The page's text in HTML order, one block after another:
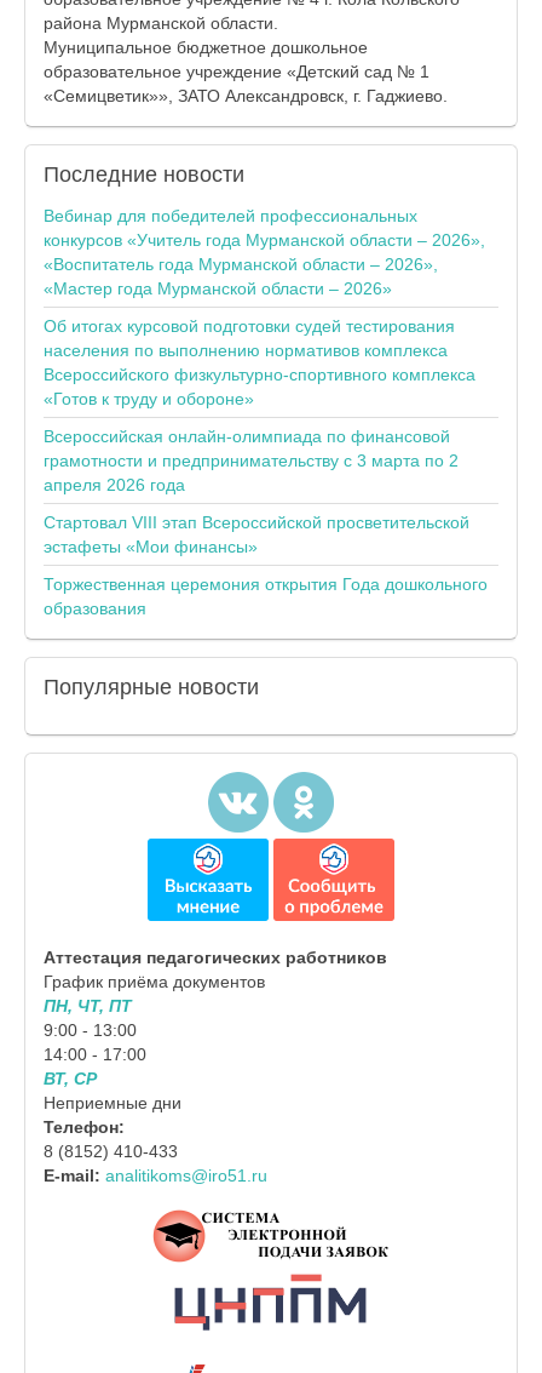
района Мурманской области.
Муниципальное бюджетное дошкольное
образовательное учреждение «Детский сад № 1
«Семицветик»», ЗАТО Александровск, г. Гаджиево.
Последние новости
Вебинар для победителей профессиональных
конкурсов «Учитель года Мурманской области – 2026»,
«Воспитатель года Мурманской области – 2026»,
«Мастер года Мурманской области – 2026»
Об итогах курсовой подготовки судей тестирования
населения по выполнению нормативов комплекса
Всероссийского физкультурно-спортивного комплекса
«Готов к труду и обороне»
Всероссийская онлайн-олимпиада по финансовой
грамотности и предпринимательству с 3 марта по 2
апреля 2026 года
Стартовал VIII этап Всероссийской просветительской
эстафеты «Мои финансы»
Торжественная церемония открытия Года дошкольного
образования
Популярные новости
Аттестация педагогических работников
График приёма документов
ПН, ЧТ, ПТ
9:00 - 13:00
14:00 - 17:00
ВТ, СР
Неприемные дни
Телефон:
8 (8152) 410-433
E-mail: analitikoms@iro51.ru